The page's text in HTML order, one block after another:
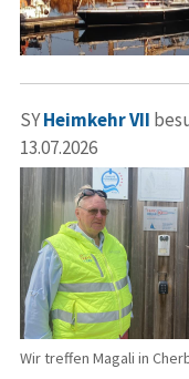
SYHeimkehr VII
13.07.2026
Wir treffen Magali in